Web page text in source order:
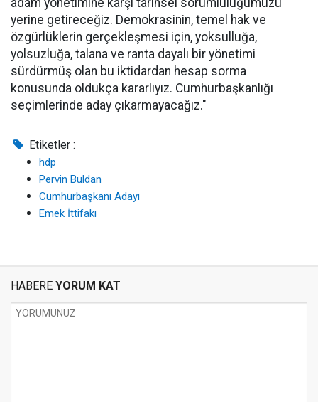
adam yönetimine karşı tarihsel sorumluluğumuzu
yerine getireceğiz. Demokrasinin, temel hak ve
özgürlüklerin gerçekleşmesi için, yoksulluğa,
yolsuzluğa, talana ve ranta dayalı bir yönetimi
sürdürmüş olan bu iktidardan hesap sorma
konusunda oldukça kararlıyız. Cumhurbaşkanlığı
seçimlerinde aday çıkarmayacağız."
Etiketler :
hdp
Pervin Buldan
Cumhurbaşkanı Adayı
Emek İttifakı
HABERE YORUM KAT